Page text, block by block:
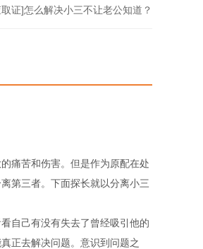
证]怎么解决小三不让老公知道？
痛苦和伤害。但是作为原配在处
第三者。下面探长就以分离小三
自己有没有失去了曾经吸引他的
正去解决问题。意识到问题之